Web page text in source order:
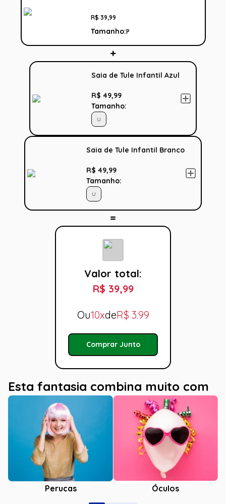
R$ 39,99
Tamanho:P
Saia de Tule Infantil Azul
R$ 49,99
Tamanho:
U
Saia de Tule Infantil Branco
R$ 49,99
Tamanho:
U
Valor total:
R$ 39,99
Ou10xdeR$ 3.99
Comprar Junto
Esta fantasia combina muito com
Perucas Óculos